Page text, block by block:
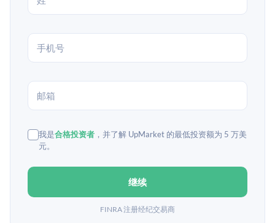
我是合格投资者 ，并了解 UpMarket 的最低投资额为 5 万美
元。
继续
FINRA 注册经纪交易商